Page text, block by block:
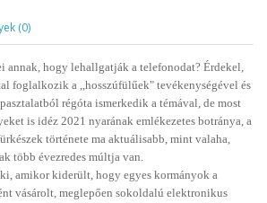
(0)
annak, hogy lehallgatják a telefonodat? Érdekel,
foglalkozik a ,,hosszúfülűek" tevékenységével és
régóta ismerkedik a témával, de most
is idéz 2021 nyarának emlékezetes botránya, a
története ma aktuálisabb, mint valaha,
több évezredes múltja van.
amikor kiderült, hogy egyes kormányok a
vásárolt, meglepően sokoldalú elektronikus